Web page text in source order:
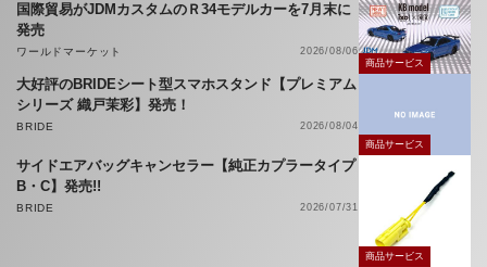
国際貿易がJDMカスタムのＲ34モデルカーを7月末に
発売
ワールドマーケット
2026/08/06
商品サービス
大好評のBRIDEシート型スマホスタンド【プレミアム
シリーズ 織戸茉彩】発売！
BRIDE
2026/08/04
商品サービス
サイドエアバッグキャンセラー【純正カプラータイプ
B・C】発売!!
BRIDE 2026/07/31
商品サービス